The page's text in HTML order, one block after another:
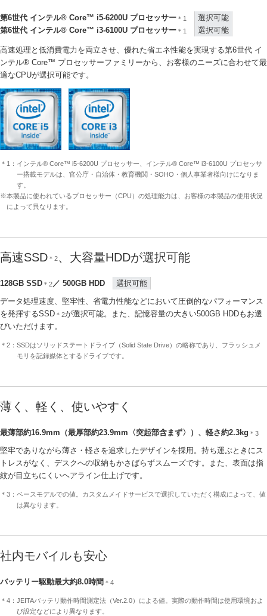
第6世代 インテル® Core™ i5-6200U プロセッサー ＊1
選択可能
第6世代 インテル® Core™ i3-6100U プロセッサー ＊1 選択可能
高速処理と低消費電力を両立させ、優れた省エネ性能を実現する第6世代 イ
ンテル® Core™ プロセッサーファミリーから、お客様のニーズに合わせて最
適なCPUが選択可能です。
＊1：インテル® Core™ i5-6200U プロセッサー、インテル® Core™ i3-6100U プロセッサ
ー搭載モデルは、官公庁・自治体・教育機関・SOHO・個人事業者様向けになりま
す。
※本製品に使われているプロセッサー（CPU）の処理能力は、お客様の本製品の使用状況
によって異なります。
高速SSD ＊2、大容量HDDが選択可能
128GB SSD ＊2／ 500GB HDD
選択可能
データ処理速度、堅牢性、省電力性能などにおいて圧倒的なパフォーマンス
を発揮するSSD ＊2が選択可能。また、記憶容量の大きい500GB HDDもお選
びいただけます。
＊2：SSDはソリッドステートドライブ（Solid State Drive）の略称であり、フラッシュメ
モリを記録媒体とするドライブです。
薄く、軽く、使いやすく
最薄部約16.9mm（最厚部約23.9mm〈突起部含まず〉）、軽さ約2.3kg ＊3
堅牢でありながら薄さ・軽さを追求したデザインを採用。持ち運ぶときにス
トレスがなく、デスクへの収納もかさばらずスムーズです。また、表面は指
紋が目立ちにくいヘアライン仕上げです。
＊3：ベースモデルでの値。カスタムメイドサービスで選択していただく構成によって、値
は異なります。
社内モバイルも安心
バッテリー駆動最大約8.0時間 ＊4
＊4：JEITAバッテリ動作時間測定法（Ver.2.0）による値。実際の動作時間は使用環境およ
び設定などにより異なります。